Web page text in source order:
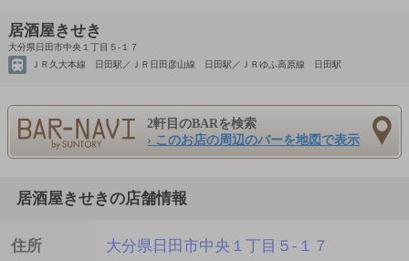
居酒屋きせき
大分県日田市中央１丁目５-１７
ＪＲ久大本線 日田駅／ＪＲ日田彦山線 日田駅／ＪＲゆふ高原線 日田駅
2軒目のBARを検索
› このお店の周辺のバーを地図で表示
居酒屋きせきの店舗情報
住所 大分県日田市中央１丁目５-１７